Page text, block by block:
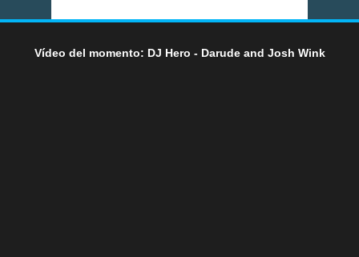
Vídeo del momento: DJ Hero - Darude and Josh Wink